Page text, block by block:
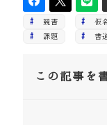
競書 仮
課題 書
この記事を